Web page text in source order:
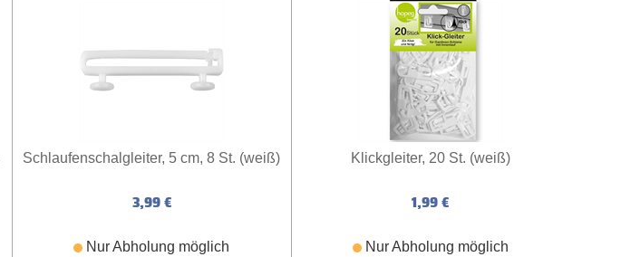
Schlaufenschalgleiter, 5 cm, 8 St. (weiß)
3,99 €
Nur Abholung möglich
Klickgleiter, 20 St. (weiß)
1,99 €
Nur Abholung möglich